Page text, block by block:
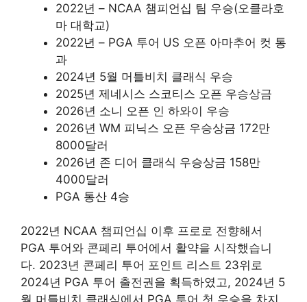
2022년 – NCAA 챔피언십 팀 우승(오클라호
마 대학교)
2022년 – PGA 투어 US 오픈 아마추어 컷 통
과
2024년 5월 머틀비치 클래식 우승
2025년 제네시스 스코티스 오픈 우승상금
2026년 소니 오픈 인 하와이 우승
2026년 WM 피닉스 오픈 우승상금 172만
8000달러
2026년 존 디어 클래식 우승상금 158만
4000달러
PGA 통산 4승
2022년 NCAA 챔피언십 이후 프로로 전향해서
PGA 투어와 콘페리 투어에서 활약을 시작했습니
다. 2023년 콘페리 투어 포인트 리스트 23위로
2024년 PGA 투어 출전권을 획득하였고, 2024년 5
월 머틀비치 클래식에서 PGA 투어 첫 우승을 차지